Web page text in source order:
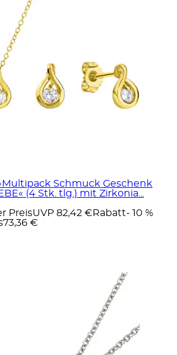
Schmuck Geschenk
(4 Stk. tlg.) mit Zirkonia...
PreisUVP 82,42 € Rabatt- 10 %
73,36 €